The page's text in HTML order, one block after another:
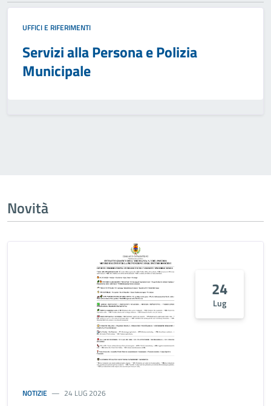
UFFICI E RIFERIMENTI
Servizi alla Persona e Polizia
Municipale
Novità
24
Lug
NOTIZIE 24 LUG 2026